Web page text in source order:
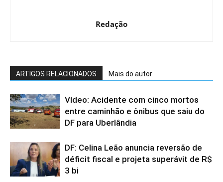
Redação
ARTIGOS RELACIONADOS Mais do autor
Vídeo: Acidente com cinco mortos
entre caminhão e ônibus que saiu do
DF para Uberlândia
DF: Celina Leão anuncia reversão de
déficit fiscal e projeta superávit de R$
3 bi